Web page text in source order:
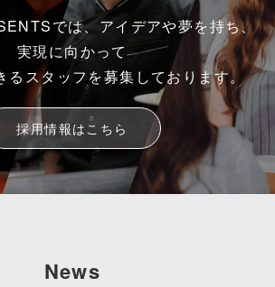
では、アイデアや夢を持ち、
実現に向かって
るスタッフを募集しております。
採用情報はこちら
News